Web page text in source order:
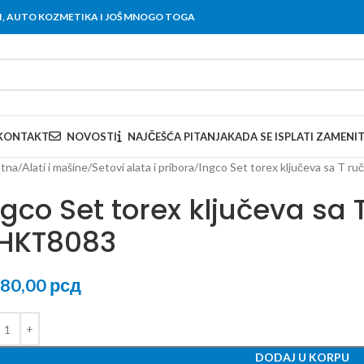
AUTO KOZMETIKA I JOŠ MNOGO TOGA
NOVOSTI NAJČEŠĆA PITANJAKADA SE ISPLATI
Alati i mašine Setovi alata i pribora Ingco Set torex ključeva sa T
Set torex ključeva sa
рсд
DODAJ U KORPU